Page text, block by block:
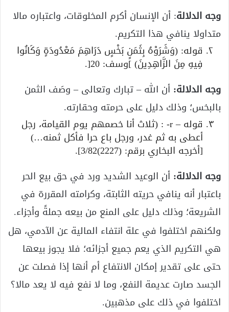
وجه الدلالة: أن الإنسان أكرم المخلوقات، واعتباره مالا
متداولا ينافي هذا التكريم.
قوله: (وَشَرَوْهُ بِثَمَنٍ بَخْسٍ دَرَاهِمَ مَعْدُودَةٍ وَكَانُوا
فِيهِ مِنَ الزَّاهِدِينَ) ]وسف: 20[.
وجه الدلالة: أن الله – تبارك وتعالى – وصَف الثمن
بالبخس؛ وذلك دليل على حرمته وحقارته.
قوله – r- : (ثلاث أنا خصمهم يوم القيامة، رجل
أعطى به ثم غدر، ورجل باع حرا فأكل ثمنه…)
[أخرجه البخاري برقم: (2227)3/82].
وجه الدلالة: أن الوعيد الشديد ورد في حق بيع الحر
باعتبار أنه ينافي حريته الثابتة، وكرامته المقررة في
الشريعة؛ وذلك دليل على المنع من بيعه جملةً وأجزاء.
ولكنهم اختلفوا في علة انتفاء المالية عن الآدمي، هل
هي التكريم الذي يعم جميع أجزائه؛ فلا يجوز بيعها
حتى على تقدير إمكان الانتفاع أم أنها إذا فصلت عن
الجسد صارت عديمة النفع، وما لا نفع فيه لا يعد مالا؟
اختلفوا في ذلك على مذهبين.